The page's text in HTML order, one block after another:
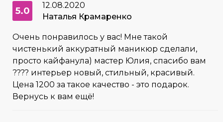
5.0
12.08.2020
Наталья Крамаренко
Очень понравилось у вас! Мне такой
чистенький аккуратный маникюр сделали,
просто кайфанула) мастер Юлия, спасибо вам
???? интерьер новый, стильный, красивый.
Цена 1200 за такое качество - это подарок.
Вернусь к вам ещё!